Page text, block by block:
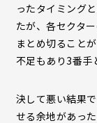
ったタイミング
たが、各セクタ
まとめ切ること
不足もあり3番手
決して悪い結果
せる余地があっ